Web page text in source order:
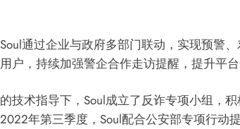
通过企业与政府多部门联动，实现预警、
户，持续加强警企合作走访提醒，提升平台
术指导下，Soul成立了反诈专项小组，积
年第三季度，Soul配合公安部专项行动